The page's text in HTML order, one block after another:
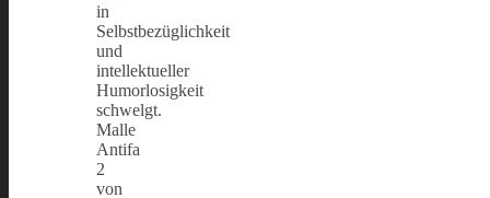
in
Selbstbezüglichkeit
und
intellektueller
Humorlosigkeit
schwelgt.
Malle
Antifa
2
von